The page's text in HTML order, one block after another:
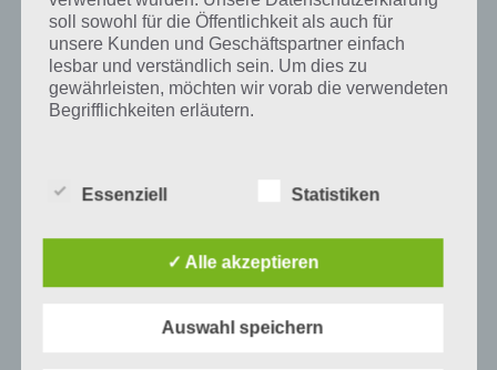
Auf WhatsApp teilen Teilen auf Facebook
Tweet auf Twitter
Mehr Artikel hier auf Touchportal
soll sowohl für die Öffentlichkeit als auch für
unsere Kunden und Geschäftspartner einfach
lesbar und verständlich sein. Um dies zu
gewährleisten, möchten wir vorab die verwendeten
Begrifflichkeiten erläutern.
a) personenbezogene Daten
Informationen, die sich auf eine identifizierte
Essenziell Statistiken
✓ Alle akzeptieren
Auswahl speichern